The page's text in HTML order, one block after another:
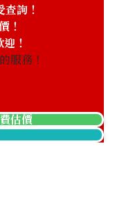
1/2 oz 2nd Coin 1/4
詢！
！
！
服務！
估價